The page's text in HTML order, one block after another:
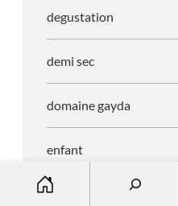
degustation
demi sec
domaine gayda
enfant
entreprise